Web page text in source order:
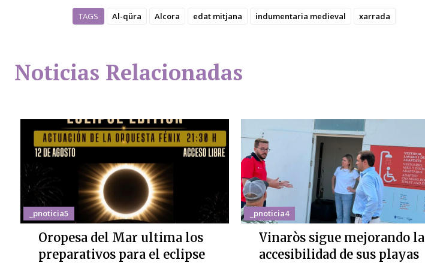
TAGS Al-qüra Alcora edat mitjana indumentaria medieval xarrada
Noticias Relacionadas
_pnoticia5
Oropesa del Mar ultima los
preparativos para el eclipse
_pnoticia4
Vinaròs sigue mejorando la
accesibilidad de sus playas